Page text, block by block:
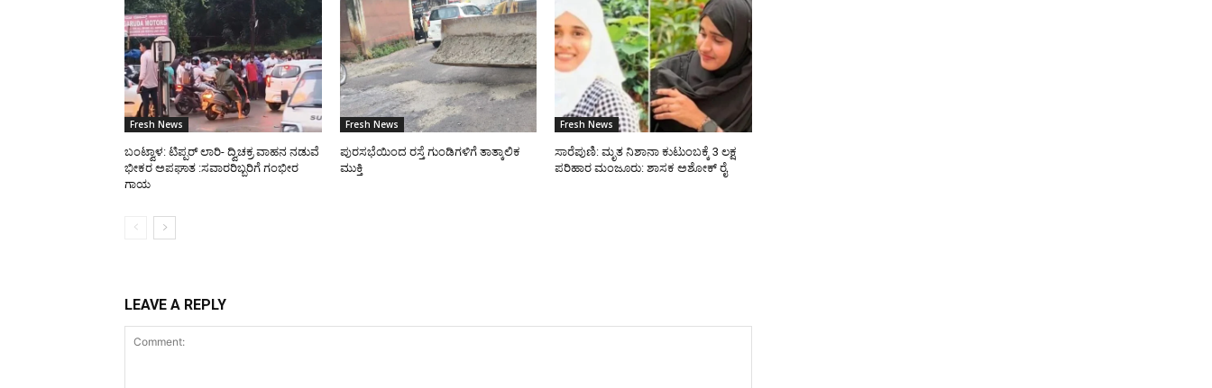
Fresh News
ಬಂಟ್ವಾಳ: ಟಿಪ್ಪರ್ ಲಾರಿ- ದ್ವಿಚಕ್ರ ವಾಹನ ನಡುವೆ
ಭೀಕರ ಅಪಘಾತ :ಸವಾರರಿಬ್ಬರಿಗೆ ಗಂಭೀರ
ಗಾಯ
Fresh News
ಪುರಸಭೆಯಿಂದ ರಸ್ತೆ ಗುಂಡಿಗಳಿಗೆ ತಾತ್ಕಾಲಿಕ
ಮುಕ್ತಿ
Fresh News
ಸಾರೆಪುಣಿ: ಮೃತ ನಿಶಾನಾ ಕುಟುಂಬಕ್ಕೆ 3 ಲಕ್ಷ
ಪರಿಹಾರ ಮಂಜೂರು: ಶಾಸಕ ಅಶೋಕ್ ರೈ
LEAVE A REPLY